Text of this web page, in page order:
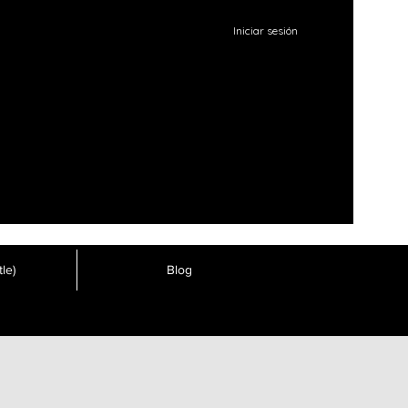
Iniciar sesión
Blog